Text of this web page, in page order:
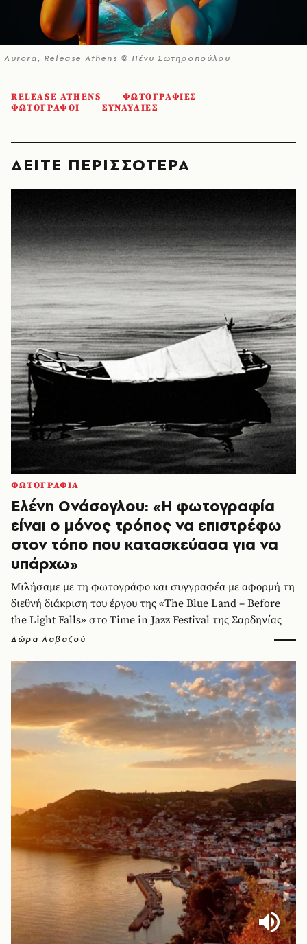
Aurora, Release Athens © Πένυ Σωτηροπούλου
RELEASE ATHENS
ΦΩΤΟΓΡΑΦΙΕΣ
ΦΩΤΟΓΡΑΦΟΙ
ΣΥΝΑΥΛΙΕΣ
ΔΕΙΤΕ ΠΕΡΙΣΣΟΤΕΡΑ
ΦΩΤΟΓΡΑΦΙΑ
Ελένη Ονάσογλου: «Η φωτογραφία
είναι ο μόνος τρόπος να επιστρέφω
στον τόπο που κατασκεύασα για να
υπάρχω»
Μιλήσαμε με τη φωτογράφο και συγγραφέα με αφορμή τη
διεθνή διάκριση του έργου της «The Blue Land – Before
the Light Falls» στο Time in Jazz Festival της Σαρδηνίας
Δώρα Λαβαζού